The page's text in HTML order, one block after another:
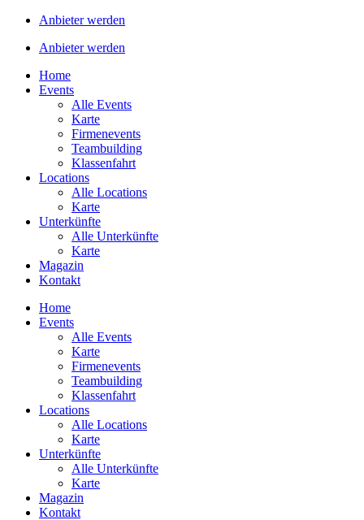
Anbieter werden
Anbieter werden
Home
Events
Alle Events
Karte
Firmenevents
Teambuilding
Klassenfahrt
Locations
Alle Locations
Karte
Unterkünfte
Alle Unterkünfte
Karte
Magazin
Kontakt
Home
Events
Alle Events
Karte
Firmenevents
Teambuilding
Klassenfahrt
Locations
Alle Locations
Karte
Unterkünfte
Alle Unterkünfte
Karte
Magazin
Kontakt